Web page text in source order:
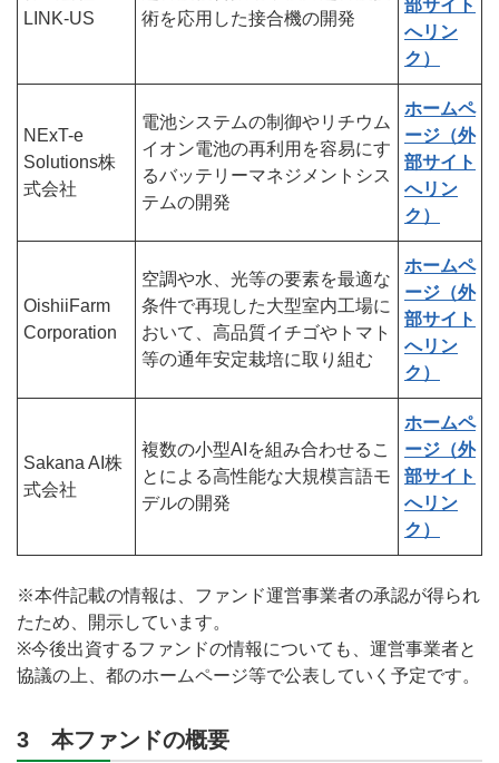
LINK-US
術を応用した接合機の開発
部サイト
へリン
ク）
NExT-e
Solutions株
式会社
電池システムの制御やリチウム
イオン電池の再利用を容易にす
るバッテリーマネジメントシス
テムの開発
ホームペ
ージ（外
部サイト
へリン
ク）
OishiiFarm
Corporation
空調や水、光等の要素を最適な
条件で再現した大型室内工場に
おいて、高品質イチゴやトマト
等の通年安定栽培に取り組む
ホームペ
ージ（外
部サイト
へリン
ク）
Sakana AI株
式会社
複数の小型AIを組み合わせるこ
とによる高性能な大規模言語モ
デルの開発
ホームペ
ージ（外
部サイト
へリン
ク）
※本件記載の情報は、ファンド運営事業者の承認が得られ
たため、開示しています。
※今後出資するファンドの情報についても、運営事業者と
協議の上、都のホームページ等で公表していく予定です。
3 本ファンドの概要